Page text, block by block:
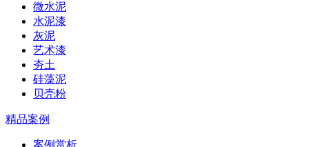
微水泥
水泥漆
灰泥
艺术漆
夯土
硅藻泥
贝壳粉
精品案例